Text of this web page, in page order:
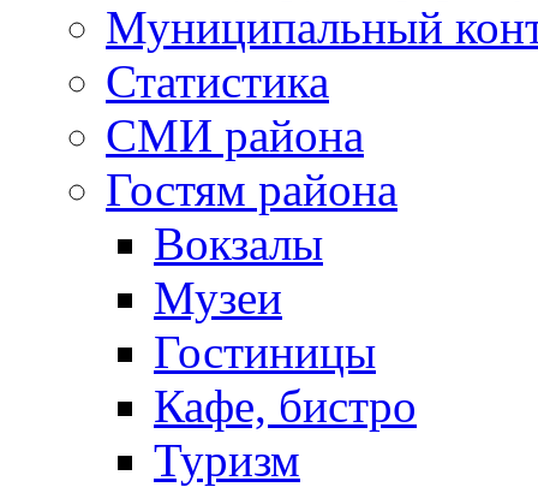
Муниципальный
Статистика
СМИ района
Гостям района
Вокзалы
Музеи
Гостиницы
Кафе, бистро
Туризм